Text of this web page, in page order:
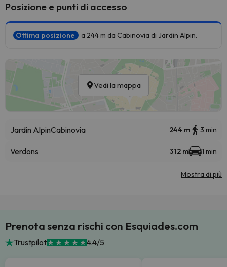
Posizione e punti di accesso
Ottima posizione a 244 m da Cabinovia di Jardin Alpin.
Vedi la mappa
Jardin AlpinCabinovia 244 m 3 min
Verdons 312 m 1 min
Mostra di più
Prenota senza rischi con Esquiades.com
Trustpilot 4.4/5